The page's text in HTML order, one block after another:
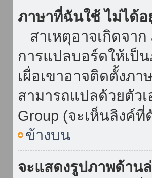
ภาษาที่ฉันใช้ ไม่ได้อ
สาเหตุอาจเกิดจา
การแปลบอร์ดให้เป็
เผื่อเขาอาจติดตั้งภ
สามารถแปลด้วยตัว
Group (จะเห็นลิงค์
ข้างบน
จะแสดงรูปภาพด้าน